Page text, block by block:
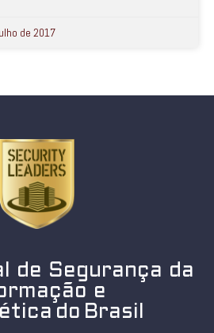
de 2017
de Segurança da
e
do Brasil